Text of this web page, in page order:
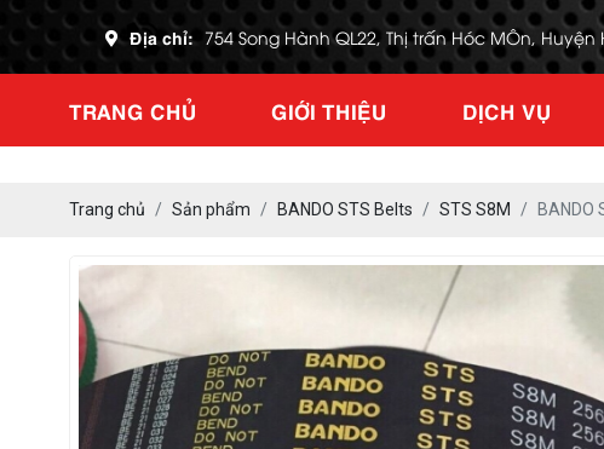
Địa chỉ: 754 Song Hành QL22, Thị trấn Hóc MÔn, Huyện
TRANG CHỦ GIỚI THIỆU DỊCH VỤ
Trang chủ Sản phẩm BANDO STS Belts STS S8M BANDO